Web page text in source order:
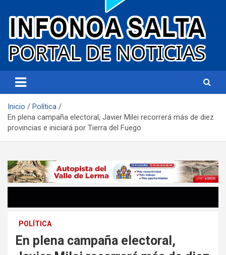
Infonoa Salta
Inicio
Política
En plena campaña electoral, Javier Milei recorrerá más de diez
provincias e iniciará por Tierra del Fuego
POLÍTICA
En plena campaña electoral,